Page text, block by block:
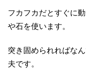
フカフカだとすぐに
や石を使います。
突き固められればな
夫です。